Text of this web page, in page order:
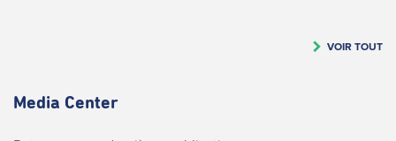
VOIR TOUT
Media Center